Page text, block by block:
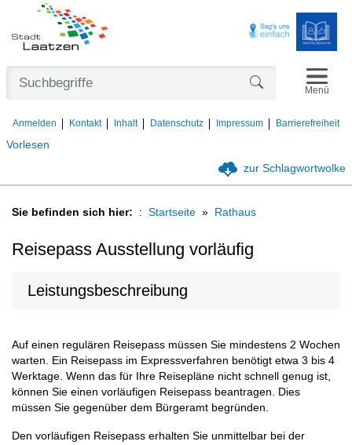
Vorlesen
Anmelden Kontakt Inhalt Datenschutz Impressum Barrierefreiheit
Menü
zur Schlagwortwolke
Sie befinden sich hier: Startseite Rathaus
Reisepass Ausstellung vorläufig
Leistungsbeschreibung
Auf einen regulären Reisepass müssen Sie mindestens 2 Wochen
warten. Ein Reisepass im Expressverfahren benötigt etwa 3 bis 4
Werktage. Wenn das für Ihre Reisepläne nicht schnell genug ist,
können Sie einen vorläufigen Reisepass beantragen. Dies
müssen Sie gegenüber dem Bürgeramt begründen.
Den vorläufigen Reisepass erhalten Sie unmittelbar bei der